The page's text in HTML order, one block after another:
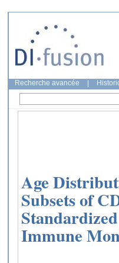
Recherche avancée
Age
Subsets of
Immune